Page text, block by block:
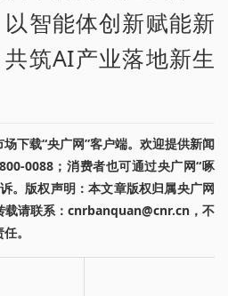
智能体创新赋能新
筑AI产业落地新生
下载“央广网”客户端。欢迎提供新闻
0088；消费者也可通过央广网“啄
。版权声明：本文章版权归属央广网
载请联系：cnrbanquan@cnr.cn，不
。